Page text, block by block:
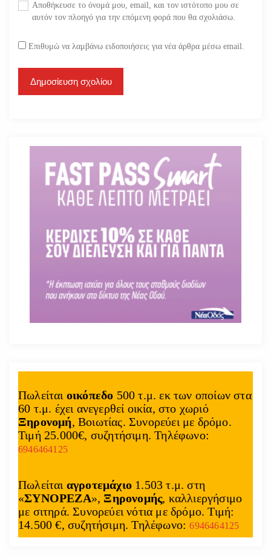
Αποθήκευσε το όνομά μου, email, και τον ιστότοπο μου σε
αυτόν τον πλοηγό για την επόμενη φορά που θα σχολιάσω.
Επιθυμώ να λαμβάνω ειδοποιήσεις για νέα άρθρα μέσω email.
Πωλείται οικόπεδο 500 τ.μ. εκ των οποίων στα
60 τ.μ. έχει ανεγερθεί οικία, στο χωριό
Ξηρονομή, Βοιωτίας. Συνορεύει με δρόμο.
Τιμή 25.000€, συζητήσιμη. Τηλέφωνο:
6946464125
Πωλείται αγροτεμάχιο 1.503 τ.μ. στη
«ΣΥΝΟΡΕΖΑ», Ξηρονομής, καλλιεργήσιμο
με σιτηρά. Συνορεύει νότια με δρόμο. Τιμή:
14.500 €, συζητήσιμη. Τηλέφωνο:6946464125